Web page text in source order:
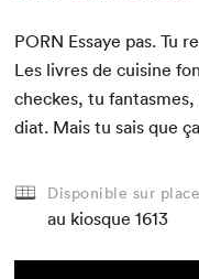
PORN Essaye pas. Tu
Les livres de cui­sine
check­es, tu
di­at. Mais tu sais que
Disponible sur place
au kiosque 1613